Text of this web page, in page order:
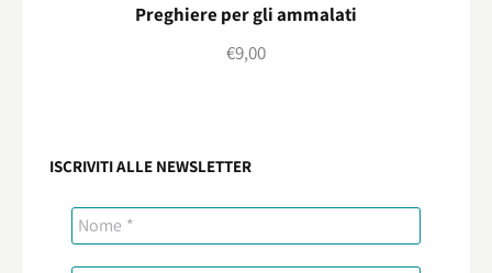
Preghiere per gli ammalati
€9,00
ISCRIVITI ALLE NEWSLETTER